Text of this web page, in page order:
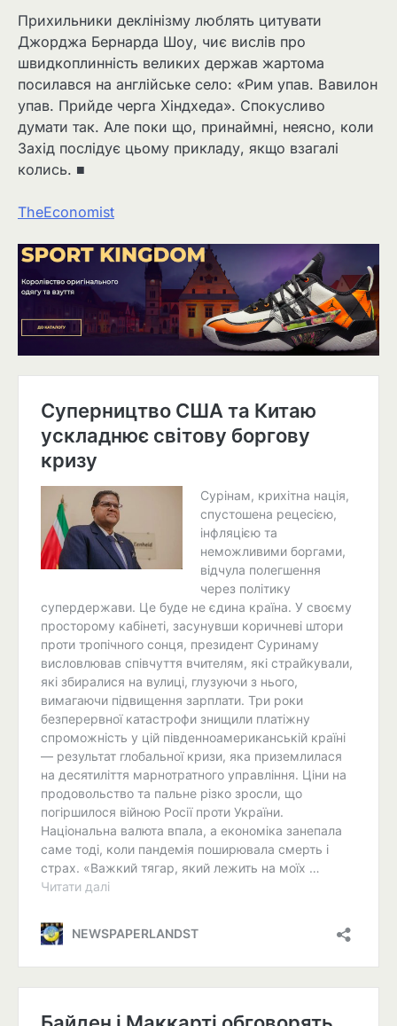
Прихильники деклінізму люблять цитувати
Джорджа Бернарда Шоу, чиє вислів про
швидкоплинність великих держав жартома
посилався на англійське село: «Рим упав. Вавилон
упав. Прийде черга Хіндхеда». Спокусливо
думати так. Але поки що, принаймні, неясно, коли
Захід послідує цьому прикладу, якщо взагалі
колись. ■
TheEconomist